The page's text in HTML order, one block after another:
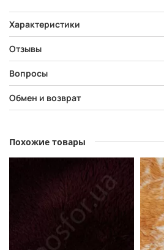
Характеристики
Отзывы
Вопросы
Обмен и возврат
Похожие товары